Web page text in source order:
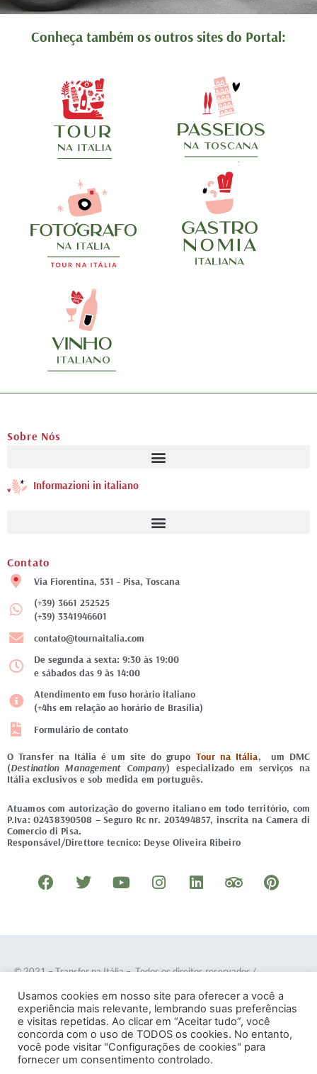
contratar sem medo!!!!
Conheça também os outros sites do Portal:
Sobre Nós
Informazioni in italiano
Contato
Via Fiorentina, 531 - Pisa, Toscana
(+39) 3661 252525
(+39) 3341946601
contato@tournaitalia.com
De segunda a sexta: 9:30 às 19:00
e sábados das 9 às 14:00
Atendimento em fuso horário italiano
(+4hs em relação ao horário de Brasília)
Formulário de contato
O Transfer na Itália é um site do grupo Tour na Itália, um DMC
(Destination Management Company) especializado em serviços na
Itália exclusivos e sob medida em português.
Atuamos com autorização do governo italiano em todo território, com
P.Iva: 02438390508 – Seguro Rc nr. 203494857, inscrita na Camera di
Comercio di Pisa.
Responsável/Direttore tecnico: Deyse Oliveira Ribeiro
F
a
e
o
k
T
w
t
e
r
Y
o
t
b
I
n
t
g
r
a
m
L
i
k
d
n
T
r
p
d
s
o
P
i
t
r
e
s
© 2021 – Transfer na Itália – Todos os direitos reservados/
Termos e Condições–Política de Privacidade
Usamos cookies em nosso site para oferecer a você a
experiência mais relevante, lembrando suas preferências
e visitas repetidas. Ao clicar em “Aceitar tudo”, você
concorda com o uso de TODOS os cookies. No entanto,
você pode visitar "Configurações de cookies" para
fornecer um consentimento controlado.